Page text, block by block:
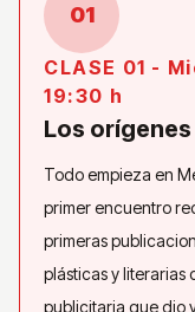
01
CLASE 01 -
19:30 h
Los
Todo empieza en
primer encuentro
primeras
plásticas y literarias
publicitaria que dio